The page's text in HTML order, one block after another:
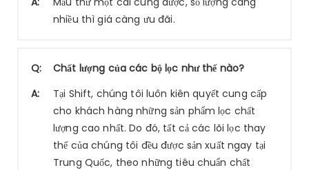
nhiều thì giá càng ưu đãi.
Q:
Chất lượng của các bộ lọc như thế nào?
A:
Tại Shift, chúng tôi luôn kiên quyết cung cấp
cho khách hàng những sản phẩm lọc chất
lượng cao nhất. Do đó, tất cả các lõi lọc thay
thế của chúng tôi đều được sản xuất ngay tại
Trung Quốc, theo những tiêu chuẩn chất